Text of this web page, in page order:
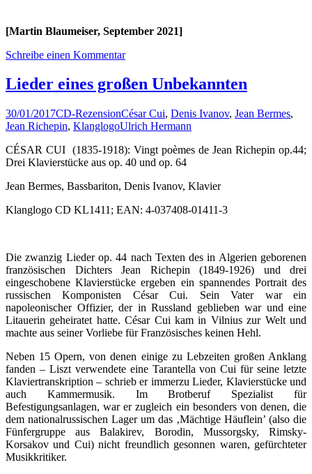
[Martin Blaumeiser, September 2021]
Schreibe einen Kommentar
Lieder eines großen Unbekannten
30/01/2017CD-RezensionCésar Cui, Denis Ivanov, Jean Bermes,
Jean Richepin, KlanglogoUlrich Hermann
CÉSAR CUI (1835-1918): Vingt poèmes de Jean Richepin op.44;
Drei Klavierstücke aus op. 40 und op. 64
Jean Bermes, Bassbariton, Denis Ivanov, Klavier
Klanglogo CD KL1411; EAN: 4-037408-01411-3
Die zwanzig Lieder op. 44 nach Texten des in Algerien geborenen
französischen Dichters Jean Richepin (1849-1926) und drei
eingeschobene Klavierstücke ergeben ein spannendes Portrait des
russischen Komponisten César Cui. Sein Vater war ein
napoleonischer Offizier, der in Russland geblieben war und eine
Litauerin geheiratet hatte. César Cui kam in Vilnius zur Welt und
machte aus seiner Vorliebe für Französisches keinen Hehl.
Neben 15 Opern, von denen einige zu Lebzeiten großen Anklang
fanden – Liszt verwendete eine Tarantella von Cui für seine letzte
Klaviertranskription – schrieb er immerzu Lieder, Klavierstücke und
auch Kammermusik. Im Brotberuf Spezialist für
Befestigungsanlagen, war er zugleich ein besonders von denen, die
dem nationalrussischen Lager um das ‚Mächtige Häuflein’ (also die
Fünfergruppe aus Balakirev, Borodin, Mussorgsky, Rimsky-
Korsakov und Cui) nicht freundlich gesonnen waren, gefürchteter
Musikkritiker.